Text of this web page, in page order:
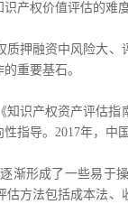
产权价值评估的难度
融资中风险大、
重要基石。
产权资产评估指
指导。2017年，中
形成了一些易于
方法包括成本法